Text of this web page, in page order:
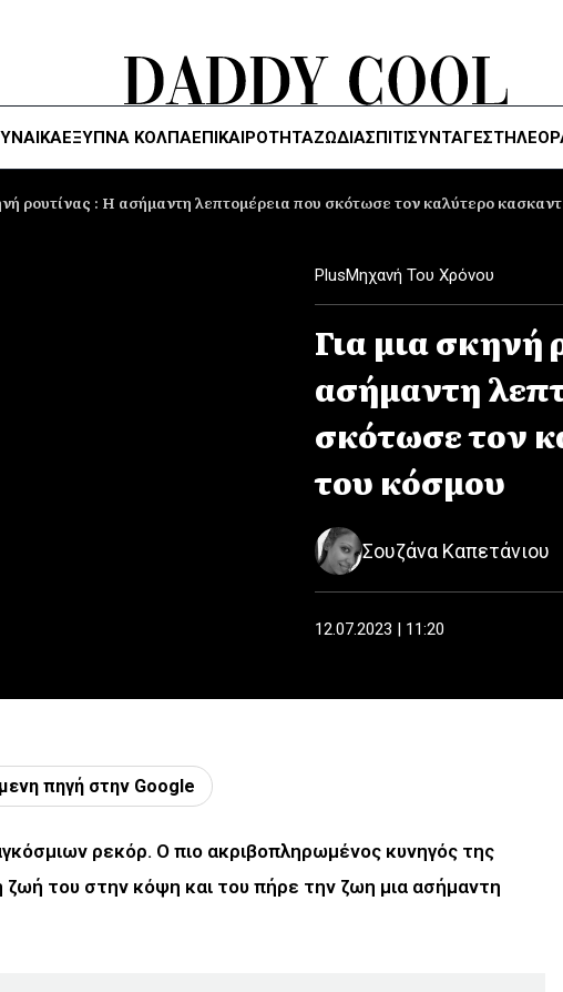
ΈΞΥΠΝΑ ΚΌΛΠΑΕΠΙΚΑΙΡΟΤΗΤΑΖΏΔΙΑΣΠΙΤΙΣΥΝΤΑΓΕΣ
ρουτίνας : Η ασήμαντη λεπτομέρεια που σκότωσε τον καλύτερο
PlusΜηχανή Του Χρόνου
Για μια σκηνή
ασήμαντη
σκότωσε τον
του κόσμου
Σουζάνα Καπετάνιου
12.07.2023 | 11:20
πηγή στην Google
ρεκόρ. Ο πιο ακριβοπληρωμένος κυνηγός της
ζωή του στην κόψη και του πήρε την ζωη μια ασήμαντη